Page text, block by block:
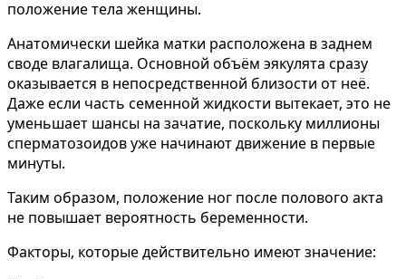
положение тела женщины.
Анатомически шейка матки расположена в заднем
своде влагалища. Основной объём эякулята сразу
оказывается в непосредственной близости от неё.
Даже если часть семенной жидкости вытекает, это не
уменьшает шансы на зачатие, поскольку миллионы
сперматозоидов уже начинают движение в первые
минуты.
Таким образом, положение ног после полового акта
не повышает вероятность беременности.
Факторы, которые действительно имеют значение: